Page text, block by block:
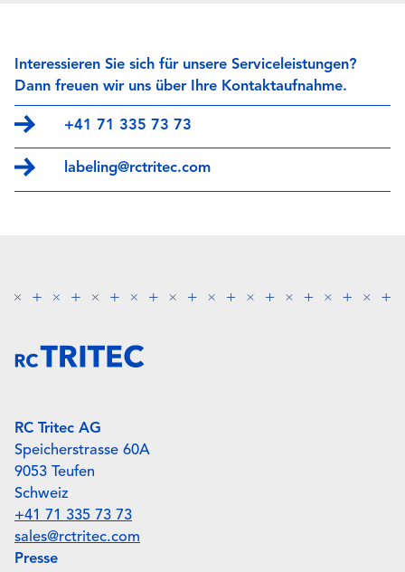
Interessieren Sie sich für unsere Serviceleistungen?
Dann freuen wir uns über Ihre Kontaktaufnahme.
+41 71 335 73 73
labeling@rctritec.com
RC Tritec AG
Speicherstrasse 60A
9053 Teufen
Schweiz
+41 71 335 73 73
sales@rctritec.com
Presse